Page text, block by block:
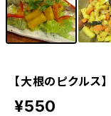
【大根のピクルス】
¥550